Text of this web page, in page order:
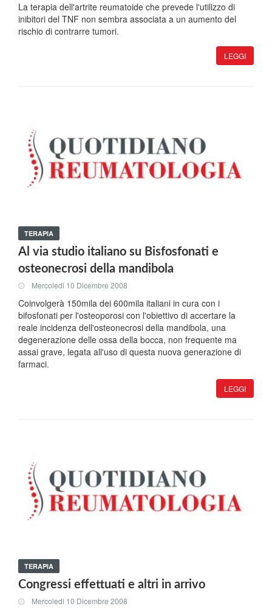
La terapia dell'artrite reumatoide che prevede l'utilizzo di
inibitori del TNF non sembra associata a un aumento del
rischio di contrarre tumori.
LEGGI
TERAPIA
Al via studio italiano su Bisfosfonati e
osteonecrosi della mandibola
Mercoledi 10 Dicembre 2008
Coinvolgerà 150mila dei 600mila italiani in cura con i
bifosfonati per l'osteoporosi con l'obiettivo di accertare la
reale incidenza dell'osteonecrosi della mandibola, una
degenerazione delle ossa della bocca, non frequente ma
assai grave, legata all'uso di questa nuova generazione di
farmaci.
LEGGI
TERAPIA
Congressi effettuati e altri in arrivo
Mercoledi 10 Dicembre 2008